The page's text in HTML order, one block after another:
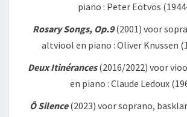
piano : Peter Eötvös
Rosary Songs, Op.9(2001) voor
altviool en piano : Oliver Knussen
Deux Itinérances(2016/2022) voor
en piano : Claude Ledoux
Ô Silence(2023) voor soprano,